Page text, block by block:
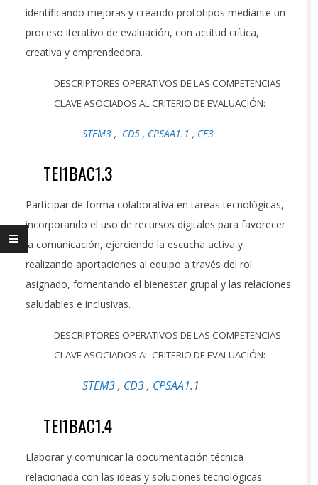
identificando mejoras y creando prototipos mediante un
proceso iterativo de evaluación, con actitud crítica,
creativa y emprendedora.
DESCRIPTORES OPERATIVOS DE LAS COMPETENCIAS
CLAVE ASOCIADOS AL CRITERIO DE EVALUACIÓN:
STEM3 , CD5 , CPSAA1.1 , CE3
TEI1BAC1.3
Participar de forma colaborativa en tareas tecnológicas,
incorporando el uso de recursos digitales para favorecer
la comunicación, ejerciendo la escucha activa y
realizando aportaciones al equipo a través del rol
asignado, fomentando el bienestar grupal y las relaciones
saludables e inclusivas.
DESCRIPTORES OPERATIVOS DE LAS COMPETENCIAS
CLAVE ASOCIADOS AL CRITERIO DE EVALUACIÓN:
STEM3, CD3, CPSAA1.1
TEI1BAC1.4
Elaborar y comunicar la documentación técnica
relacionada con las ideas y soluciones tecnológicas